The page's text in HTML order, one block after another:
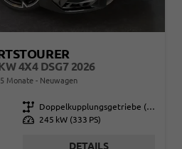
4X4 DSG7 2026
Monate Neuwagen
Getriebe
Doppelkupplungsgetriebe (DSG)
Leistung 245 kW (333 PS)
DETAILS